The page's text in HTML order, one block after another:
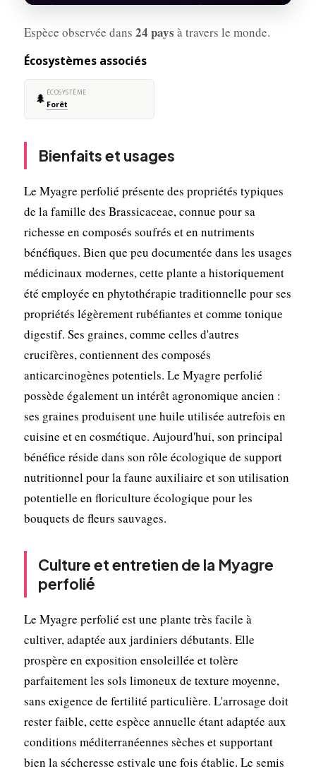
Espèce observée dans 24 pays à travers le monde.
Écosystèmes associés
🌲 ÉCOSYSTÈME
Forêt
Bienfaits et usages
Le Myagre perfolié présente des propriétés typiques
de la famille des Brassicaceae, connue pour sa
richesse en composés soufrés et en nutriments
bénéfiques. Bien que peu documentée dans les usages
médicinaux modernes, cette plante a historiquement
été employée en phytothérapie traditionnelle pour ses
propriétés légèrement rubéfiantes et comme tonique
digestif. Ses graines, comme celles d'autres
crucifères, contiennent des composés
anticarcinogènes potentiels. Le Myagre perfolié
possède également un intérêt agronomique ancien :
ses graines produisent une huile utilisée autrefois en
cuisine et en cosmétique. Aujourd'hui, son principal
bénéfice réside dans son rôle écologique de support
nutritionnel pour la faune auxiliaire et son utilisation
potentielle en floriculture écologique pour les
bouquets de fleurs sauvages.
Culture et entretien de la Myagre
perfolié
Le Myagre perfolié est une plante très facile à
cultiver, adaptée aux jardiniers débutants. Elle
prospère en exposition ensoleillée et tolère
parfaitement les sols limoneux de texture moyenne,
sans exigence de fertilité particulière. L'arrosage doit
rester faible, cette espèce annuelle étant adaptée aux
conditions méditerranéennes sèches et supportant
bien la sécheresse estivale une fois établie. Le semis